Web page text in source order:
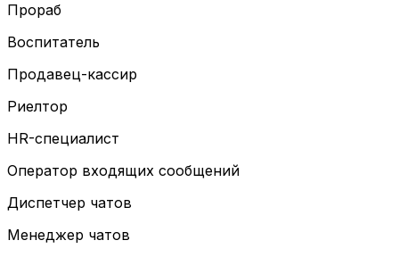
Прораб
Воспитатель
Продавец-кассир
Риелтор
HR-специалист
Оператор входящих сообщений
Диспетчер чатов
Менеджер чатов